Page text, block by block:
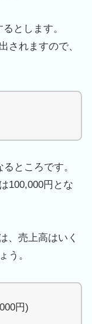
とします。
されますので、
るところです。
100,000円とな
、売上高はいく
う。
円)